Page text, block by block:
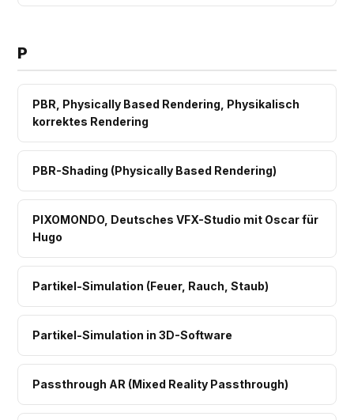
P
PBR, Physically Based Rendering, Physikalisch
korrektes Rendering
PBR-Shading (Physically Based Rendering)
PIXOMONDO, Deutsches VFX-Studio mit Oscar für
Hugo
Partikel-Simulation (Feuer, Rauch, Staub)
Partikel-Simulation in 3D-Software
Passthrough AR (Mixed Reality Passthrough)